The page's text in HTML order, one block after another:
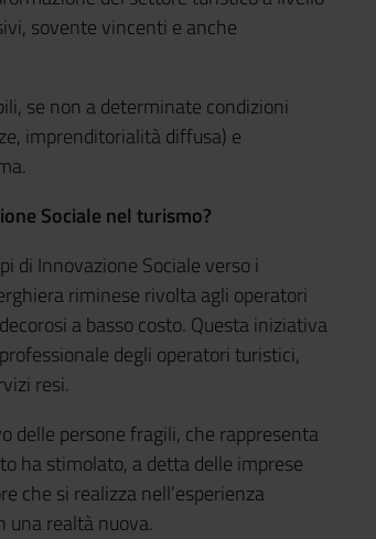
sovente vincenti e anche
se non a determinate condizioni
imprenditorialità diffusa) e
Sociale nel turismo?
di Innovazione Sociale verso i
riminese rivolta agli operatori
a basso costo. Questa iniziativa
degli operatori turistici,
resi.
delle persone fragili, che rappresenta
ha stimolato, a detta delle imprese
che si realizza nell’esperienza
una realtà nuova.